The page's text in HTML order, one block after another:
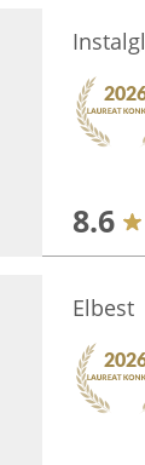
8.6
Elbest